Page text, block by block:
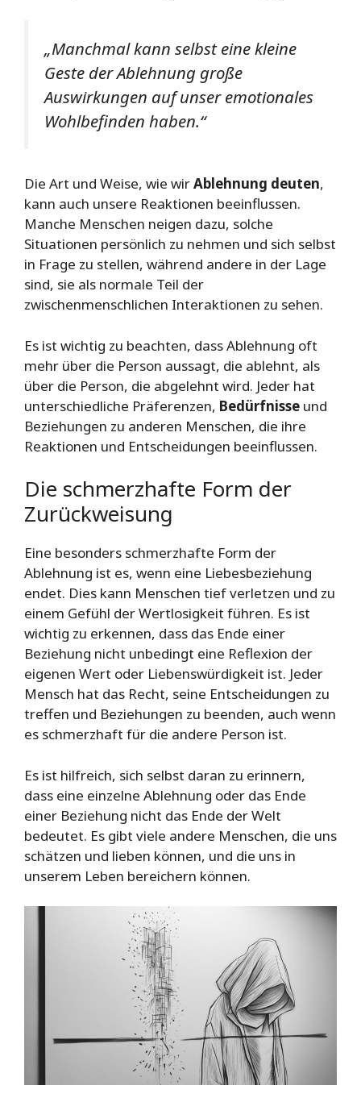
„Manchmal kann selbst eine kleine
Geste der Ablehnung große
Auswirkungen auf unser emotionales
Wohlbefinden haben.“
Die Art und Weise, wie wirAblehnung deuten,
kann auch unsere Reaktionen beeinflussen.
Manche Menschen neigen dazu, solche
Situationen persönlich zu nehmen und sich selbst
in Frage zu stellen, während andere in der Lage
sind, sie als normale Teil der
zwischenmenschlichen Interaktionen zu sehen.
Es ist wichtig zu beachten, dass Ablehnung oft
mehr über die Person aussagt, die ablehnt, als
über die Person, die abgelehnt wird. Jeder hat
unterschiedliche Präferenzen, Bedürfnisse und
Beziehungen zu anderen Menschen, die ihre
Reaktionen und Entscheidungen beeinflussen.
Die schmerzhafte Form der
Zurückweisung
Eine besonders schmerzhafte Form der
Ablehnung ist es, wenn eine Liebesbeziehung
endet. Dies kann Menschen tief verletzen und zu
einem Gefühl der Wertlosigkeit führen. Es ist
wichtig zu erkennen, dass das Ende einer
Beziehung nicht unbedingt eine Reflexion der
eigenen Wert oder Liebenswürdigkeit ist. Jeder
Mensch hat das Recht, seine Entscheidungen zu
treffen und Beziehungen zu beenden, auch wenn
es schmerzhaft für die andere Person ist.
Es ist hilfreich, sich selbst daran zu erinnern,
dass eine einzelne Ablehnung oder das Ende
einer Beziehung nicht das Ende der Welt
bedeutet. Es gibt viele andere Menschen, die uns
schätzen und lieben können, und die uns in
unserem Leben bereichern können.